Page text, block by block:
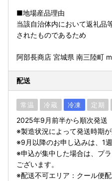
■地場産品理由
当該自治体内において返礼品
されたものであるため
阿部長商店 宮城県 南三陸町
配送
常温 冷蔵 冷凍 定期
2025年9月前半から順次発送
※製造状況によって発送時期
※9月以降のお申し込みは、1
※申込が集中した場合は、プ
ございます。
※配送不可エリア：クール便